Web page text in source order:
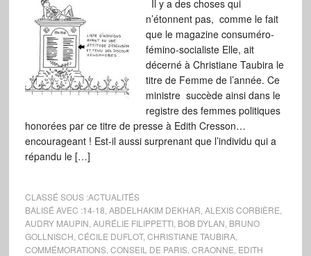
Il y a des choses qui
n’étonnent pas, comme le fait
que le magazine consuméro-
fémino-socialiste Elle, ait
décerné à Christiane Taubira le
titre de Femme de l’année. Ce
ministre succède ainsi dans le
registre des femmes politiques
honorées par ce titre de presse à Edith Cresson…
encourageant ! Est-il aussi surprenant que l’individu qui a
répandu le […]
CLASSÉ SOUS :ACTUALITÉS
BALISÉ AVEC :14-18 ABDELHAKIM DEKHAR ALEXIS CORBIÈRE
AUDRY MAUPIN AURÉLIE FILIPPETTI, BOB DYLAN BRUNO
GOLLNISCH CÉCILE DUFLOT, CHRISTIANE TAUBIRA,
COMMÉMORATIONS, CONSEIL DE PARIS, CRAONNE EDITH